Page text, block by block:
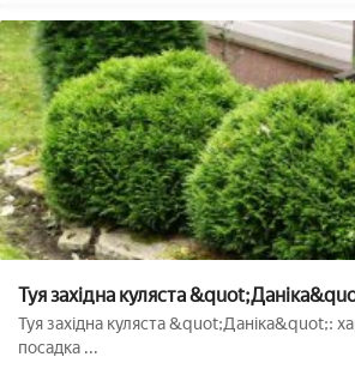
Туя західна куляста
характеристика, посадка і догляд
Туя західна куляста &quot;Даніка&quot;:
посадка ...